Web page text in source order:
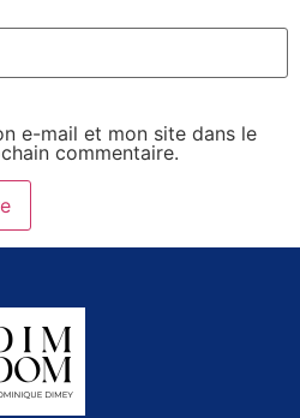
e-mail et mon site dans le
commentaire.